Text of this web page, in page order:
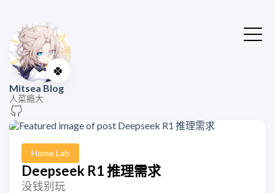
🍀
Mitsea Blog
人菜瘾大
Home Lab
Deepseek R1 推理需求
没钱别玩